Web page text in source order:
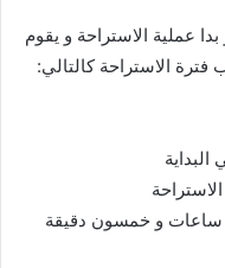
عملية الاستراحة و يقوم
فترة الاستراحة كالتالي:
ساعات و خمسون دقيقة